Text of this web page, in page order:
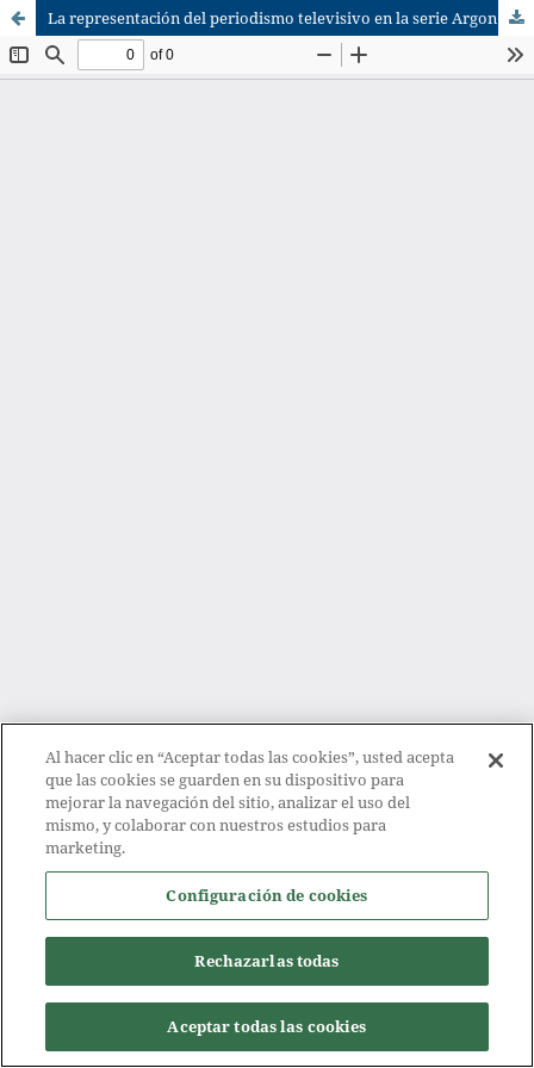
La representación del periodismo televisivo en la serie Argon (NETFLIX, 2017)
Al hacer clic en “Aceptar todas las cookies”, usted acepta
que las cookies se guarden en su dispositivo para
mejorar la navegación del sitio, analizar el uso del
mismo, y colaborar con nuestros estudios para
marketing.
Configuración de cookies
Rechazarlas todas
Aceptar todas las cookies